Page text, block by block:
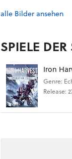
alle Bilder ansehen
SPIELE DER
Iron
Genre:
Release: